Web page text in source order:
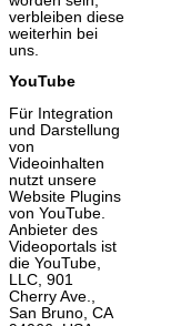
verbleiben diese
weiterhin bei
uns.
YouTube
Für Integration
und Darstellung
von
Videoinhalten
nutzt unsere
Website Plugins
von YouTube.
Anbieter des
Videoportals ist
die YouTube,
LLC, 901
Cherry Ave.,
San Bruno, CA